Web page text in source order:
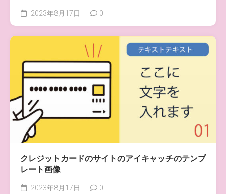
2023年8月17日 0
クレジットカードのサイトのアイキャッチのテンプ
レート画像
2023年8月17日 0